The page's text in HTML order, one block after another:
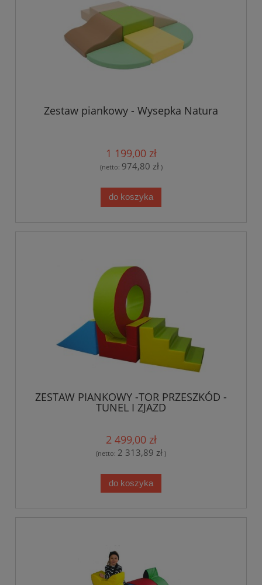
Zestaw piankowy - Wysepka Natura
1 199,00 zł
(netto: 974,80 zł)
do koszyka
ZESTAW PIANKOWY -TOR PRZESZKÓD -
TUNEL I ZJAZD
2 499,00 zł
(netto: 2 313,89 zł )
do koszyka